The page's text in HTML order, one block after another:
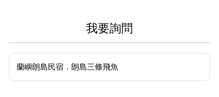
我要詢問
蘭嶼朗島民宿．朗島三條飛魚